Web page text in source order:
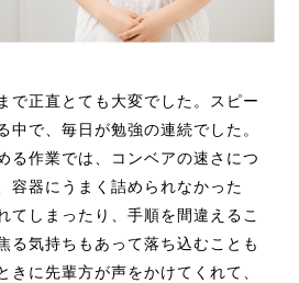
で正直とても大変でした。スピー
中で、毎日が勉強の連続でした。
る作業では、コンベアの速さにつ
容器にうまく詰められなかった
てしまったり、手順を間違えるこ
る気持ちもあって落ち込むことも
きに先輩方が声をかけてくれて、